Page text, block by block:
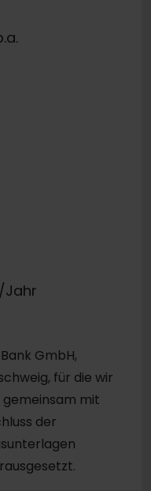
Jahr
GmbH,
für die wir
mit
der